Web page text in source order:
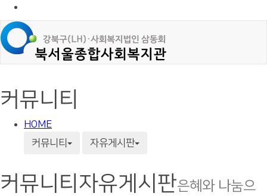
커뮤니티
HOME
커뮤니티
자유게시판
커뮤니티 자유게시판은혜와 나눔으